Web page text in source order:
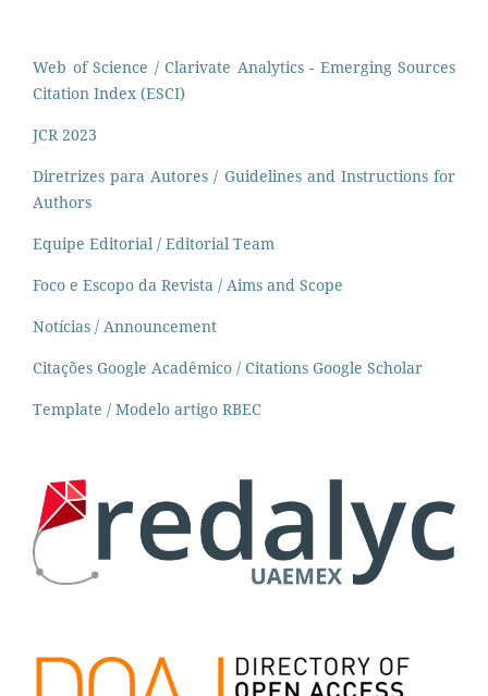
Web of Science / Clarivate Analytics - Emerging Sources
Citation Index (ESCI)
JCR 2023
Diretrizes para Autores / Guidelines and Instructions for
Authors
Equipe Editorial / Editorial Team
Foco e Escopo da Revista / Aims and Scope
Notícias / Announcement
Citações Google Acadêmico / Citations Google Scholar
Template / Modelo artigo RBEC